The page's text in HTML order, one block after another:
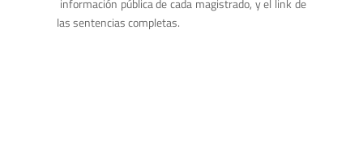
las sentencias completas.